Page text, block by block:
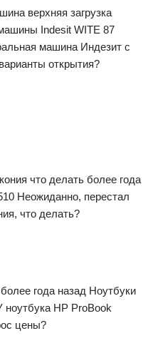
верхняя загрузка
Indesit WITE 87
машина Индезит с
открытия?
что делать более года
Неожиданно, перестал
что делать?
года назад Ноутбуки
HP ProBook
цены?